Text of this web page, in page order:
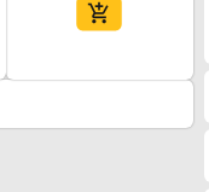
add_shopping_cart